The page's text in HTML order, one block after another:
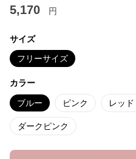
5,170 円
サイズ
フリーサイズ
カラー
ブルー ピンク レッド
ダークピンク